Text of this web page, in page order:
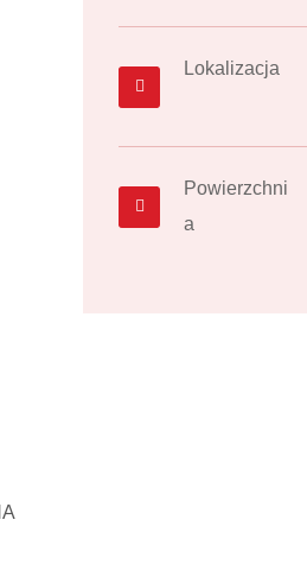
Lokalizacja
Powierzchni
a